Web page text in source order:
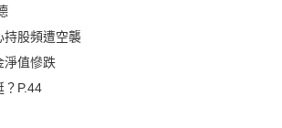
持股頻遭空襲
淨值慘跌
？P.44